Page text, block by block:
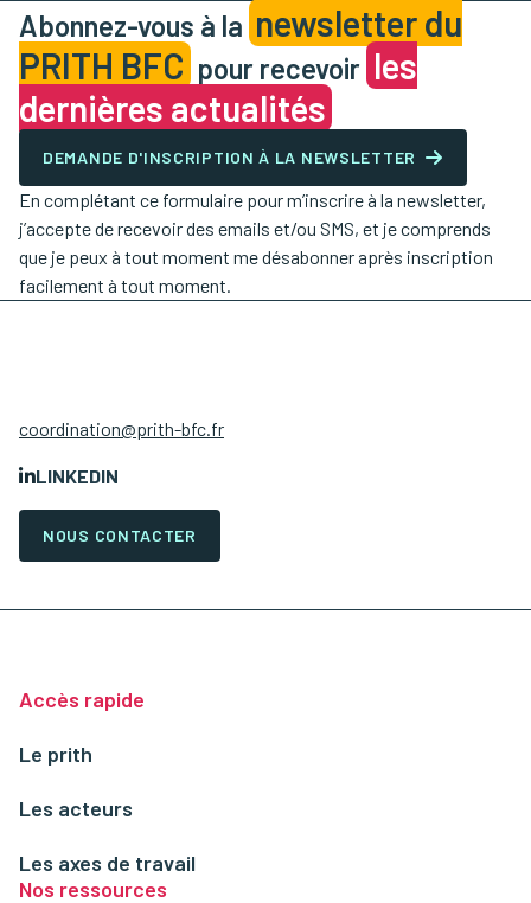
Abonnez-vous à la newsletter du
PRITH BFC pour recevoir les
dernières actualités
DEMANDE D'INSCRIPTION À LA NEWSLETTER
En complétant ce formulaire pour m’inscrire à la newsletter,
j’accepte de recevoir des emails et/ou SMS, et je comprends
que je peux à tout moment me désabonner après inscription
facilement à tout moment.
coordination@prith-bfc.fr
LINKEDIN
NOUS CONTACTER
Accès rapide
Le prith
Les acteurs
Les axes de travail
Nos ressources